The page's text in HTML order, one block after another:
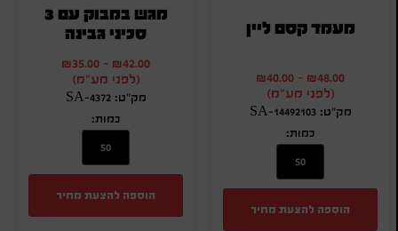
מעמד קסם ליין
₪48.00
-
₪40.00
(לפני מע"מ)
מק"ט: SA-14492103
כמות:
הוספה להצעת מחיר
מגש במבוק עם 3
סכיני גבינה
₪42.00
-
₪35.00
(לפני מע"מ)
מק"ט: SA-4372
כמות:
הוספה להצעת מחיר